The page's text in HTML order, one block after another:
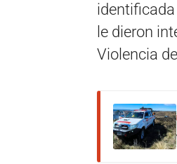
le dieron
Violencia